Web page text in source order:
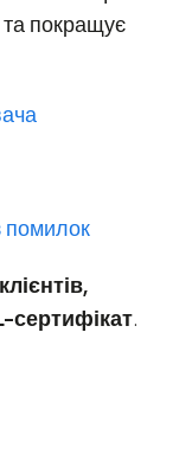
та покращує
помилок
сертифікат.